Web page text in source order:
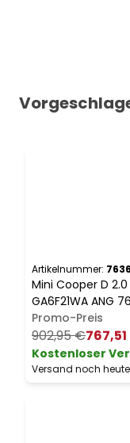
Artikelnummer:
Mini Cooper D
GA6F21WA ANG
Promo-Preis
902,95 €
Kostenloser
Versand noch